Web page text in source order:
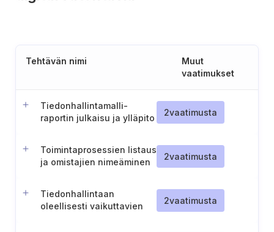
Tehtävän nimi
Muut
vaatimukset
Tiedonhallintamalli-
raportin julkaisu ja ylläpito
2vaatimusta
Toimintaprosessien listaus
ja omistajien nimeäminen
2vaatimusta
Tiedonhallintaan
oleellisesti vaikuttavien
2vaatimusta